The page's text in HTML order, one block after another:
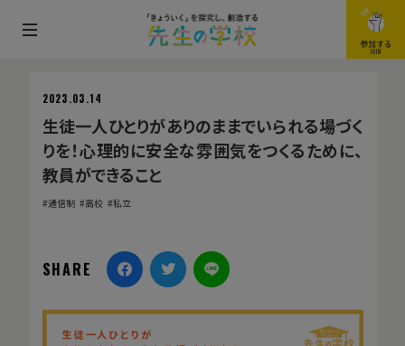
メ
参加する
JOIN
2023.03.14
生徒一人ひとりがありのままでいられる場づく
りを！心理的に安全な雰囲気をつくるために、
教員ができること
通信制 高校 私立
SHARE